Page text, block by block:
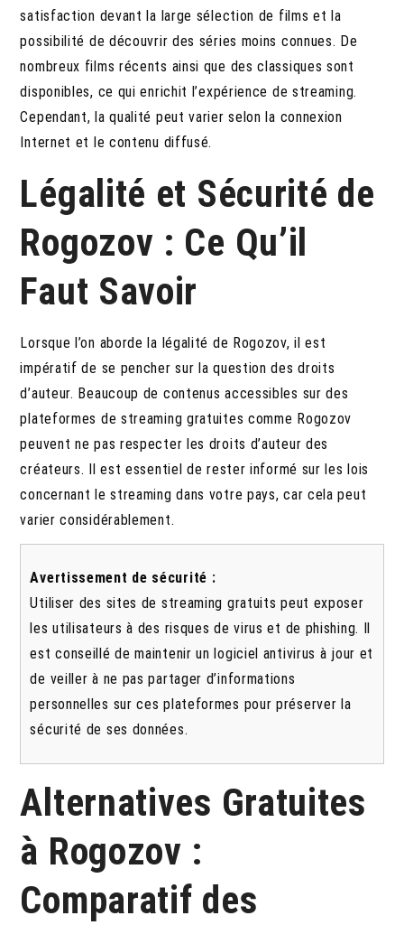
satisfaction devant la large sélection de films et la
possibilité de découvrir des séries moins connues. De
nombreux films récents ainsi que des classiques sont
disponibles, ce qui enrichit l’expérience de streaming.
Cependant, la qualité peut varier selon la connexion
Internet et le contenu diffusé.
Légalité et Sécurité de
Rogozov : Ce Qu’il
Faut Savoir
Lorsque l’on aborde la légalité de Rogozov, il est
impératif de se pencher sur la question des droits
d’auteur. Beaucoup de contenus accessibles sur des
plateformes de streaming gratuites comme Rogozov
peuvent ne pas respecter les droits d’auteur des
créateurs. Il est essentiel de rester informé sur les lois
concernant le streaming dans votre pays, car cela peut
varier considérablement.
Avertissement de sécurité :
Utiliser des sites de streaming gratuits peut exposer
les utilisateurs à des risques de virus et de phishing. Il
est conseillé de maintenir un logiciel antivirus à jour et
de veiller à ne pas partager d’informations
personnelles sur ces plateformes pour préserver la
sécurité de ses données.
Alternatives Gratuites
à Rogozov :
Comparatif des